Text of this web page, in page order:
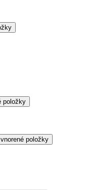
položky
položky